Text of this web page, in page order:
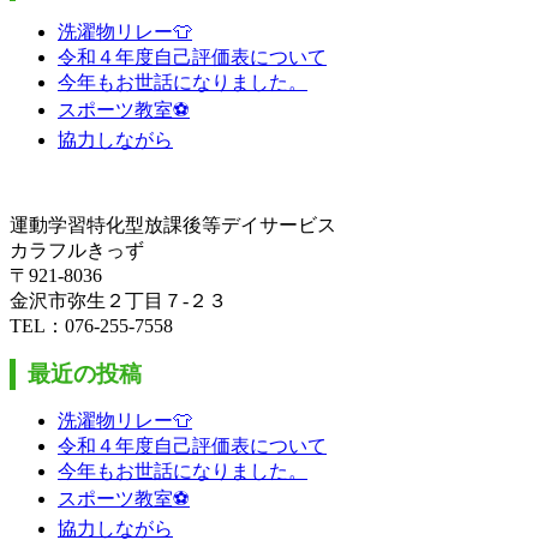
洗濯物リレー👕
令和４年度自己評価表について
今年もお世話になりました。
スポーツ教室⚽
協力しながら
運動学習特化型放課後等デイサービス
カラフルきっず
〒921-8036
金沢市弥生２丁目７-２３
TEL：076-255-7558
最近の投稿
洗濯物リレー👕
令和４年度自己評価表について
今年もお世話になりました。
スポーツ教室⚽
協力しながら